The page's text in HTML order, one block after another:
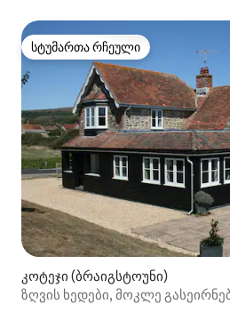
სტუმართა რჩეული
სტუმართა რჩეული
კოტეჯი (ბრაიგსტოუნი)
ზღვის ხედები, მოკლე